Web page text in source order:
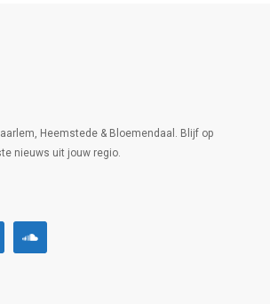
Heemstede & Bloemendaal. Blijf op
nieuws uit jouw regio.